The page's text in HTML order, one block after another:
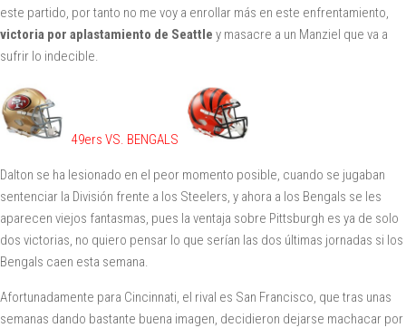
este partido, por tanto no me voy a enrollar más en este enfrentamiento,
victoria por aplastamiento de Seattle y masacre a un Manziel que va a
sufrir lo indecible.
49ers VS. BENGALS
Dalton se ha lesionado en el peor momento posible, cuando se jugaban
sentenciar la División frente a los Steelers, y ahora a los Bengals se les
aparecen viejos fantasmas, pues la ventaja sobre Pittsburgh es ya de solo
dos victorias, no quiero pensar lo que serían las dos últimas jornadas si los
Bengals caen esta semana.
Afortunadamente para Cincinnati, el rival es San Francisco, que tras unas
semanas dando bastante buena imagen, decidieron dejarse machacar por